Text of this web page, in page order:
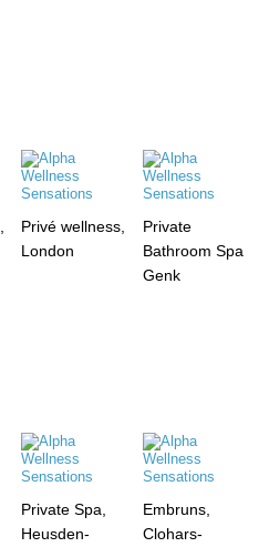
Privé wellness,
London
Private
Bathroom Spa
Genk
Private Spa,
Heusden-
Embruns,
Clohars-